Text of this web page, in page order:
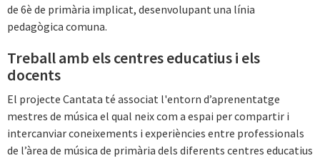
de 6è de primària implicat, desenvolupant una línia
pedagògica comuna.
Treball amb els centres educatius i els
docents
El projecte Cantata té associat l'entorn d’aprenentatge
mestres de música el qual neix com a espai per compartir i
intercanviar coneixements i experiències entre professionals
de l’àrea de música de primària dels diferents centres educatius